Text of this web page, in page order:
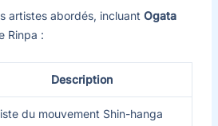
artistes abordés, incluant Ogata
Rinpa :
Description
du mouvement Shin-hanga